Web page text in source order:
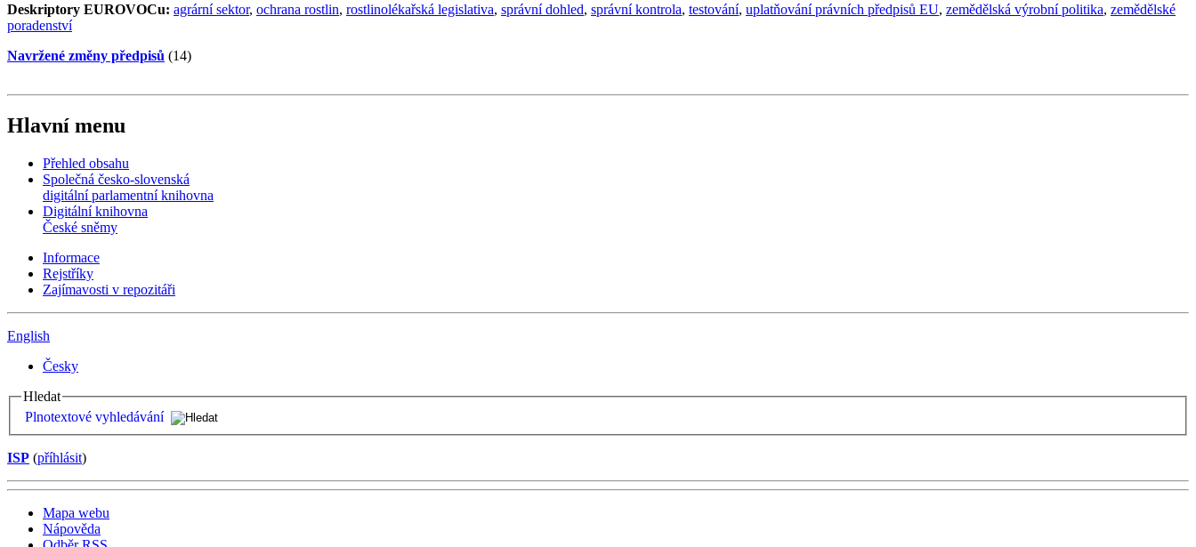
Deskriptory EUROVOCu: agrární sektor, ochrana rostlin, rostlinolékařská legislativa, správní dohled, správní kontrola, testování, uplatňování právních předpisů EU, zemědělská výrobní politika, zemědělské
poradenství
Navržené změny předpisů (14)
Hlavní menu
Přehled obsahu
Společná česko-slovenská
digitální parlamentní knihovna
Digitální knihovna
České sněmy
Informace
Rejstříky
Zajímavosti v repozitáři
English
Česky
Hledat
Plnotextové vyhledávání
ISP (příhlásit)
Mapa webu
Nápověda